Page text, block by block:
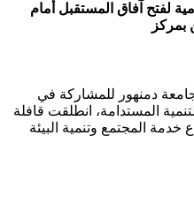
لفتح آفاق المستقبل أمام
بمركز
دمنهور للمشاركة في
المستدامة، انطلقت قافلة
خدمة المجتمع وتنمية البيئة